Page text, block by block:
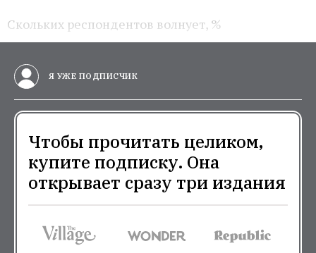
Скольких респондентов волнует, %
Я УЖЕ ПОДПИСЧИК
Чтобы прочитать целиком,
купите подписку. Она
открывает сразу три издания